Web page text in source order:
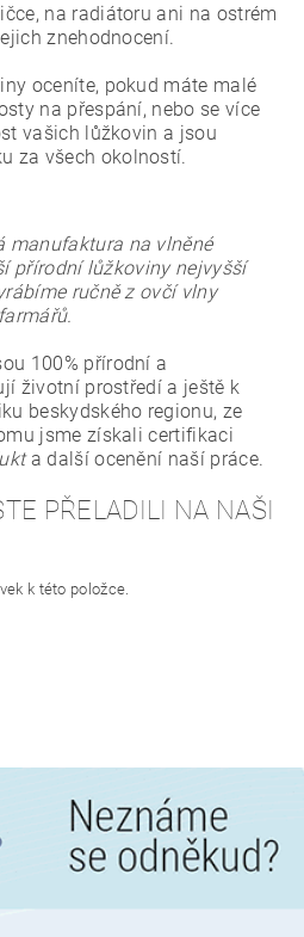
na radiátoru ani na ostrém
znehodnocení.
oceníte, pokud máte malé
na přespání, nebo se více
vašich lůžkovin a jsou
za všech okolností.
manufaktura na vlněné
přírodní lůžkoviny nejvyšší
ručně z ovčí vlny
100% přírodní a
životní prostředí a ještě k
beskydského regionu, ze
jsme získali certifikaci
a další ocenění naší práce.
PŘELADILI NA NAŠI
k této položce.